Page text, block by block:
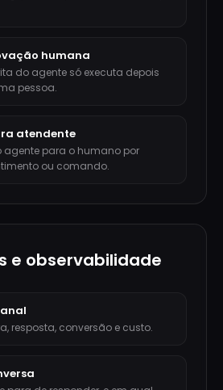
humana
do agente só executa depois
pessoa.
atendente
agente para o humano por
ou comando.
e observabilidade
resposta, conversão e custo.